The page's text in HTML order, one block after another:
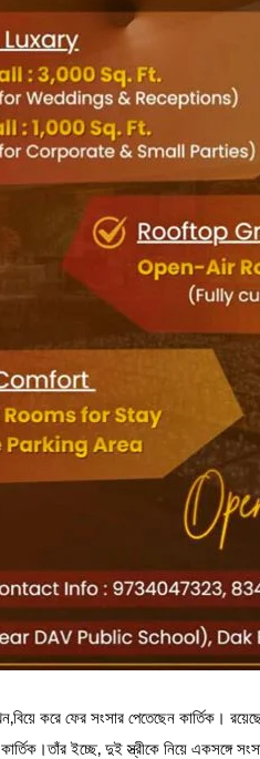
করে ফের সংসার পেতেছেন কার্তিক।
কার্তিক।তাঁর ইচ্ছে, দুই স্ত্রীকে নিয়ে